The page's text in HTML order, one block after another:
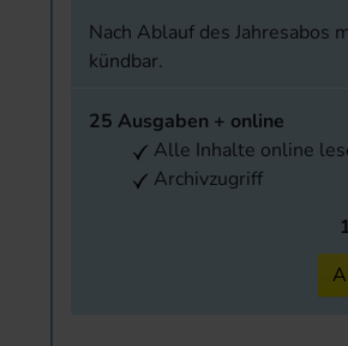
Nach Ablauf des Jahresabos
kündbar.
25 Ausgaben + online
Alle Inhalte online
Archivzugriff